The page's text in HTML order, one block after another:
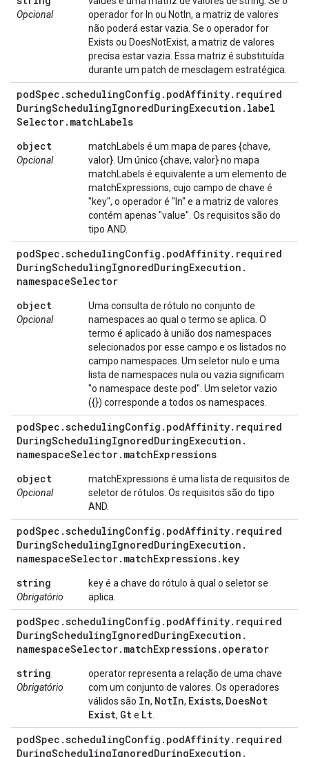
Opcional
operador for In ou NotIn, a matriz de valores
não poderá estar vazia. Se o operador for
Exists ou DoesNotExist, a matriz de valores
precisa estar vazia. Essa matriz é substituída
durante um patch de mesclagem estratégica.
podSpec .schedulingConfig . podAffinity. required
DuringSchedulingIgnoredDuringExecution . label
Selector. matchLabels
object
Opcional
matchLabels é um mapa de pares {chave,
valor}. Um único {chave, valor} no mapa
matchLabels é equivalente a um elemento de
matchExpressions, cujo campo de chave é
"key", o operador é "In" e a matriz de valores
contém apenas "value". Os requisitos são do
tipo AND.
podSpec .schedulingConfig . podAffinity. required
DuringSchedulingIgnoredDuringExecution .
namespaceSelector
object
Opcional
Uma consulta de rótulo no conjunto de
namespaces ao qual o termo se aplica. O
termo é aplicado à união dos namespaces
selecionados por esse campo e os listados no
campo namespaces. Um seletor nulo e uma
lista de namespaces nula ou vazia significam
"o namespace deste pod". Um seletor vazio
({}) corresponde a todos os namespaces.
podSpec .schedulingConfig . podAffinity. required
DuringSchedulingIgnoredDuringExecution .
namespaceSelector. matchExpressions
object
Opcional
matchExpressions é uma lista de requisitos de
seletor de rótulos. Os requisitos são do tipo
AND.
podSpec .schedulingConfig . podAffinity. required
DuringSchedulingIgnoredDuringExecution .
namespaceSelector. matchExpressions. key
string
Obrigatório
key é a chave do rótulo à qual o seletor se
aplica.
podSpec .schedulingConfig . podAffinity. required
DuringSchedulingIgnoredDuringExecution .
namespaceSelector. matchExpressions. operator
string
Obrigatório
operator representa a relação de uma chave
com um conjunto de valores. Os operadores
válidos são In, NotIn, Exists, DoesNot
Exist, Gte Lt
podSpec .schedulingConfig . podAffinity. required
DuringSchedulingIgnoredDuringExecution .